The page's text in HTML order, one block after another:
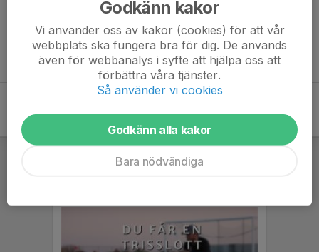
Inget referat skrivet
Godkänn kakor
Vi använder oss av kakor (cookies) för att vår
webbplats ska fungera bra för dig. De används
även för webbanalys i syfte att hjälpa oss att
förbättra våra tjänster.
Så använder vi cookies
Godkänn alla kakor
Bara nödvändiga